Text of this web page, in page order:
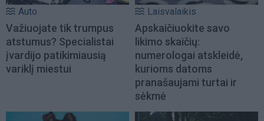
Auto
Važiuojate tik trumpus
atstumus? Specialistai
įvardijo patikimiausią
variklį miestui
Laisvalaikis
Apskaičiuokite savo
likimo skaičių:
numerologai atskleidė,
kurioms datoms
pranašaujami turtai ir
sėkmė